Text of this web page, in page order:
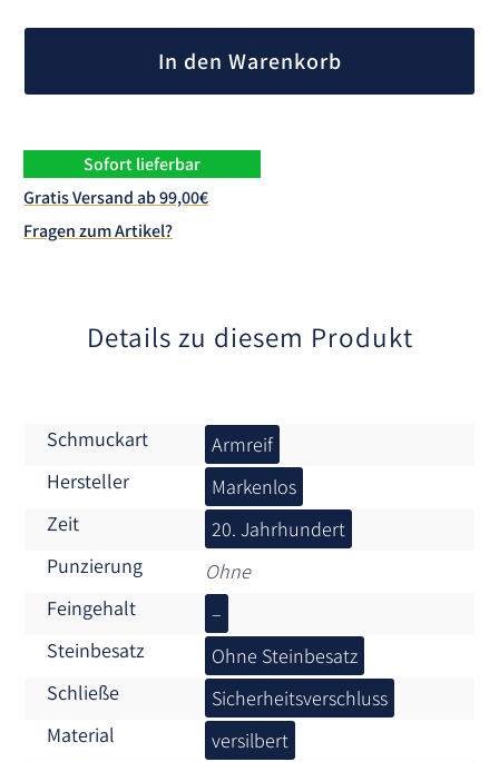
In den Warenkorb
Sofort lieferbar
Gratis Versand ab 99,00€
Fragen zum Artikel?
Details zu diesem Produkt
Schmuckart
Armreif
Hersteller
Markenlos
Zeit
20. Jahrhundert
Punzierung
Ohne
Feingehalt
–
Steinbesatz
Ohne Steinbesatz
Schließe
Sicherheitsverschluss
Material
versilbert